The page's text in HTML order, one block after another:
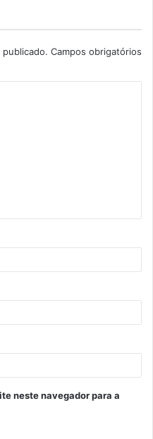
Campos obrigatórios
neste navegador para a